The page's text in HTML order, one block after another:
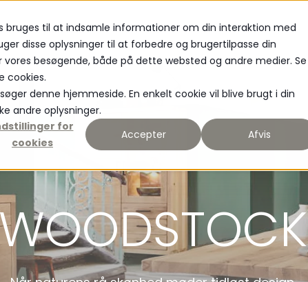
bruges til at indsamle informationer om din interaktion med
disse oplysninger til at forbedre og brugertilpasse din
besøgende, både på dette websted og andre medier. Se
cookies.
denne hjemmeside. En enkelt cookie vil blive brugt i din
andre oplysninger.
for
cookies
Accepter Afvis
MATERIALE NYHEDER